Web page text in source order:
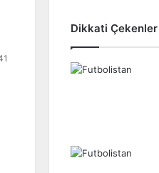
Dikkati Çekenler